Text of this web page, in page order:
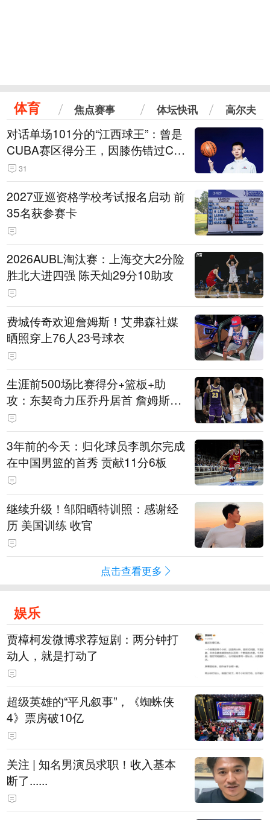
体育 焦点赛事 体坛快讯 高尔夫
对话单场101分的“江西球王”：曾是
CUBA赛区得分王，因膝伤错过CB
A选秀
31
2027亚巡资格学校考试报名启动 前
35名获参赛卡
2026AUBL淘汰赛：上海交大2分险
胜北大进四强 陈天灿29分10助攻
费城传奇欢迎詹姆斯！艾弗森社媒
晒照穿上76人23号球衣
生涯前500场比赛得分+篮板+助
攻：东契奇力压乔丹居首 詹姆斯第
六
3年前的今天：归化球员李凯尔完成
在中国男篮的首秀 贡献11分6板
继续升级！邹阳晒特训照：感谢经
历 美国训练 收官
点击查看更多
娱乐
贾樟柯发微博求荐短剧：两分钟打
动人，就是打动了
超级英雄的“平凡叙事”，《蜘蛛侠
4》票房破10亿
关注 | 知名男演员求职！收入基本
断了......